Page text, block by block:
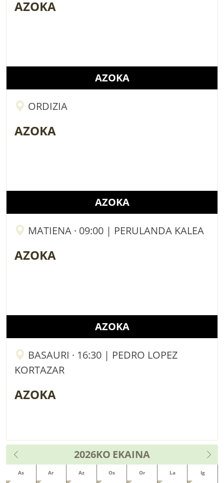
AZOKA
AZOKA
ORDIZIA
AZOKA
AZOKA
MATIENA · 09:00 | PERULANDA KALEA
AZOKA
AZOKA
BASAURI · 16:30 | PEDRO LOPEZ
KORTAZAR
AZOKA
2026KO EKAINA
As Ar Az Os Or La Ig